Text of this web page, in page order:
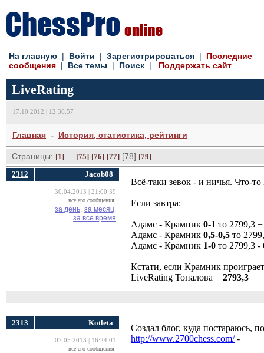
На главную | Войти | Зарегистрироваться | Последние
сообщения | Все темы | Поиск | Поддержать сайт
LiveRating
17.10.2012 | 12:36:57
Главная - История, статистика, рейтинги
Страницы: [1] [75] [76] [77] [78] [79]
2312
Jacob08
30.04.2013 | 21:00:39
все его сообщения:
за день, за месяц,
за все время
Всё-таки зевок - и ничья. Что-
Если завтра:
Адамс - Крамник 0-1 то 2799,3
Адамс - Крамник 0,5-0,5 то
Адамс - Крамник 1-0 то 2799,3
Кстати, если Крамник
LiveRating Топалова = 2793,3
2313 Kotleta
07.05.2013 | 16:24:01
все его сообщения:
Создал блог, куда постараюсь,
http://www.2700chess.com/-